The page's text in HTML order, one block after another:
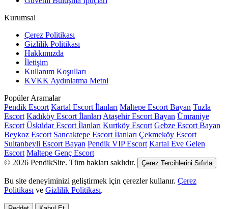
Kurumsal
Çerez Politikası
Gizlilik Politikası
Hakkımızda
İletişim
Kullanım Koşulları
KVKK Aydınlatma Metni
Popüler Aramalar
Pendik Escort Kartal Escort İlanları Maltepe Escort Bayan Tuzla
Escort Kadıköy Escort İlanları Ataşehir Escort Bayan Ümraniye
Escort Üsküdar Escort İlanları Kurtköy Escort Gebze Escort Bayan
Beykoz Escort Sancaktepe Escort İlanları Çekmeköy Escort
Sultanbeyli Escort Bayan Pendik VIP Escort Kartal Eve Gelen
Escort Maltepe Genç Escort
© 2026 PendikSite. Tüm hakları saklıdır.
Çerez Tercihlerini Sıfırla
Bu site deneyiminizi geliştirmek için çerezler kullanır. Çerez
Politikası ve Gizlilik Politikası.